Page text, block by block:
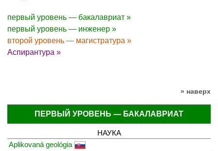
первый уровень — бакалавриат »
первый уровень — инженер »
второй уровень — магистратура »
Аспирантура »
» наверх
ПЕРВЫЙ УРОВЕНЬ — БАКАЛАВРИАТ
НАУКА
Aplikovaná geológia